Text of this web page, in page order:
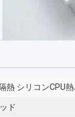
熱 シリコンCPU
ド